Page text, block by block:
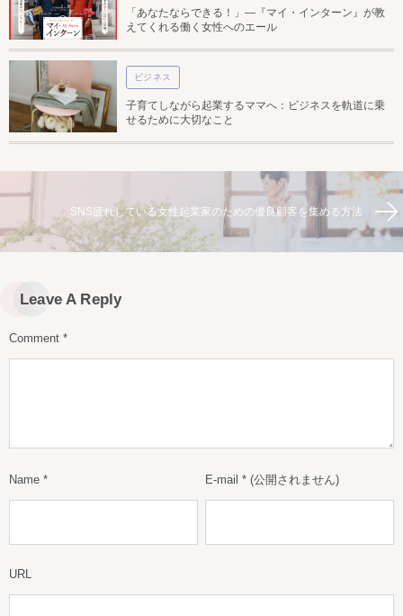
「あなたならできる！」—『マイ・インターン』が教
えてくれる働く女性へのエール
ビジネス
子育てしながら起業するママへ：ビジネスを軌道に乗
せるために大切なこと
SNS疲れしている女性起業家のための優良顧客を集める方法
Leave A Reply
Comment *
Name * E-mail * (公開されません)
URL